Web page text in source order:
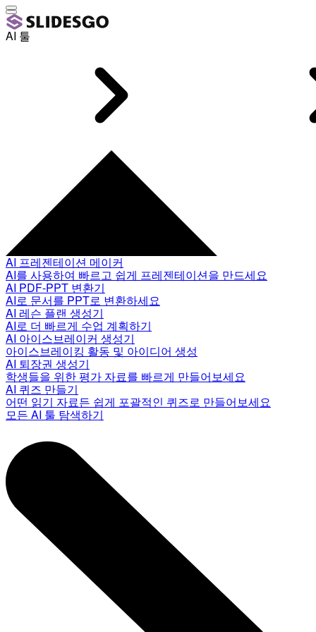
AI 툴
AI 프레젠테이션 메이커
AI를 사용하여 빠르고 쉽게 프레젠테이션을 만드세요
AI PDF-PPT 변환기
AI로 문서를 PPT로 변환하세요
AI 레슨 플랜 생성기
AI로 더 빠르게 수업 계획하기
AI 아이스브레이커 생성기
아이스브레이킹 활동 및 아이디어 생성
AI 퇴장권 생성기
학생들을 위한 평가 자료를 빠르게 만들어보세요
AI 퀴즈 만들기
어떤 읽기 자료든 쉽게 포괄적인 퀴즈로 만들어보세요
모든 AI 툴 탐색하기